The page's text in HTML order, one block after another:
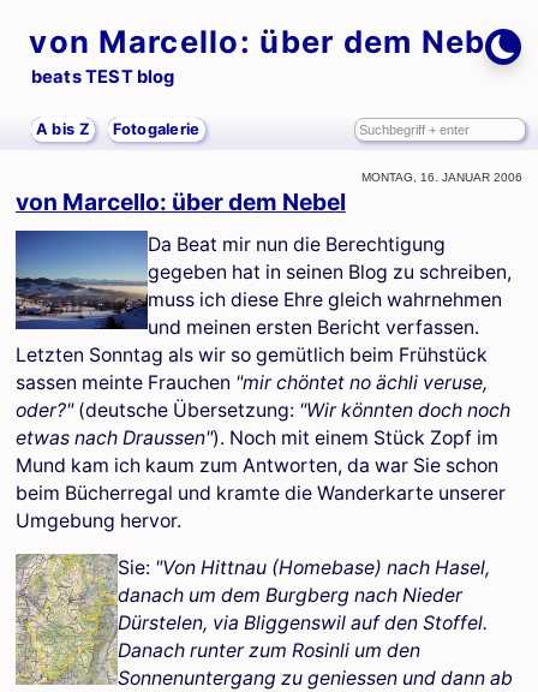
von Marcello: über dem Nebel
beats TEST blog
A bis Z Fotogalerie
Montag, 16. Januar 2006
von Marcello: über dem Nebel
Da Beat mir nun die Berechtigung
gegeben hat in seinen Blog zu schreiben,
muss ich diese Ehre gleich wahrnehmen
und meinen ersten Bericht verfassen.
Letzten Sonntag als wir so gemütlich beim Frühstück
sassen meinte Frauchen "mir chöntet no ächli veruse,
oder?"(deutsche Übersetzung: "Wir könnten doch noch
etwas nach Draussen"). Noch mit einem Stück Zopf im
Mund kam ich kaum zum Antworten, da war Sie schon
beim Bücherregal und kramte die Wanderkarte unserer
Umgebung hervor.
Sie: "Von Hittnau (Homebase) nach Hasel,
danach um dem Burgberg nach Nieder
Dürstelen, via Bliggenswil auf den Stoffel.
Danach runter zum Rosinli um den
Sonnenuntergang zu geniessen und dann ab